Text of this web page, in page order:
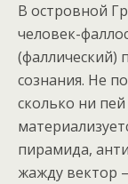
В островной
человек-
(фаллический)
сознания. Не
сколько ни
пирамида,
жажду вектор